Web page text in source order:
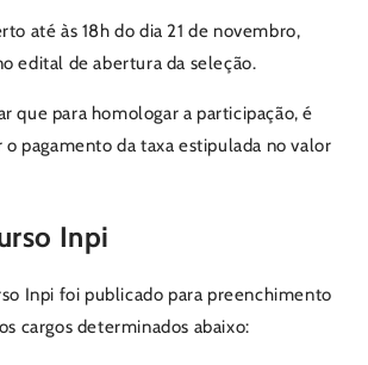
até às 18h do dia 21 de novembro,
edital de abertura da seleção.
que para homologar a participação, é
o pagamento da taxa estipulada no valor
Inpi
Inpi foi publicado para preenchimento
cargos determinados abaixo: